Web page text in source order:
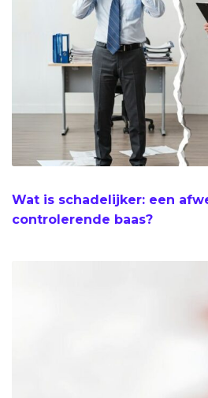
Wat is schadelijker: een
controlerende baas?